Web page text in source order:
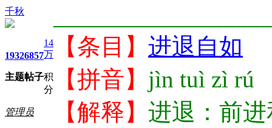
千秋
1932
主题
6857
帖子
14
万
积
分
管理员
【条目】 进退自如
【拼音】 jìn tuì zì rú
【解释】 进退：前